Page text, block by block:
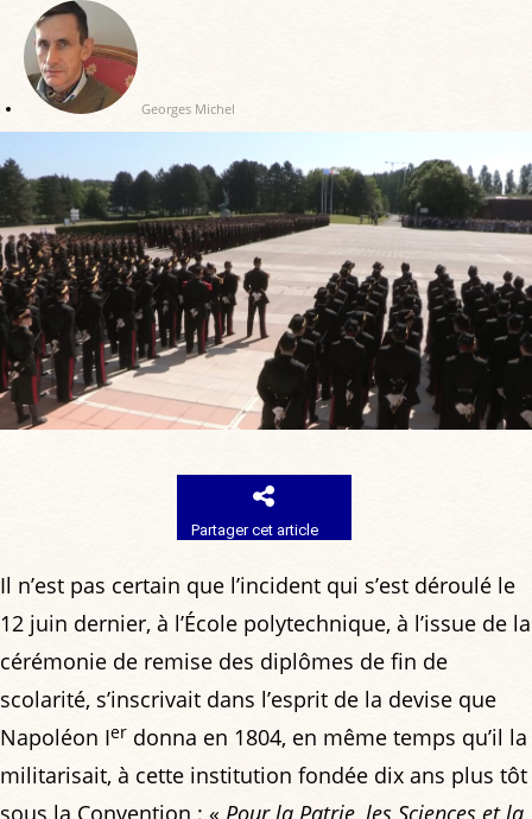
Georges Michel
Partager cet article
Il n’est pas certain que l’incident qui s’est déroulé le
12 juin dernier, à l’École polytechnique, à l’issue de la
cérémonie de remise des diplômes de fin de
scolarité, s’inscrivait dans l’esprit de la devise que
Napoléon Ier donna en 1804, en même temps qu’il la
militarisait, à cette institution fondée dix ans plus tôt